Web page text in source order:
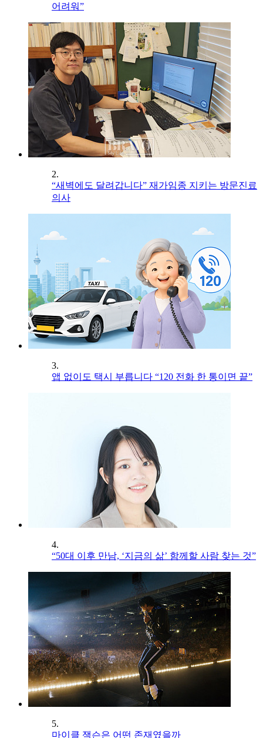
어려워”
2.
“새벽에도 달려갑니다” 재가임종 지키는 방문진료
의사
3.
앱 없이도 택시 부릅니다 “120 전화 한 통이면 끝”
4.
“50대 이후 만남, ‘지금의 삶’ 함께할 사람 찾는 것”
5.
마이클 잭슨은 어떤 존재였을까